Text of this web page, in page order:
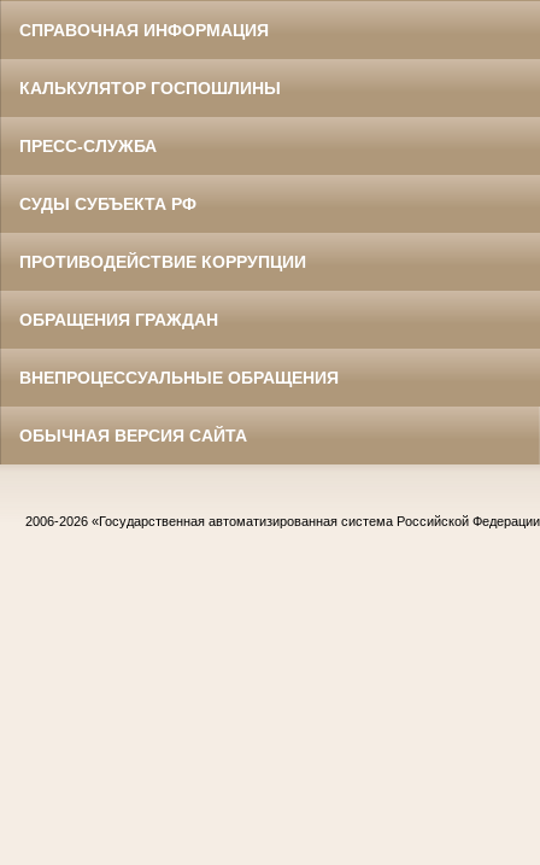
СПРАВОЧНАЯ ИНФОРМАЦИЯ
КАЛЬКУЛЯТОР ГОСПОШЛИНЫ
ПРЕСС-СЛУЖБА
СУДЫ СУБЪЕКТА РФ
ПРОТИВОДЕЙСТВИЕ КОРРУПЦИИ
ОБРАЩЕНИЯ ГРАЖДАН
ВНЕПРОЦЕССУАЛЬНЫЕ ОБРАЩЕНИЯ
ОБЫЧНАЯ ВЕРСИЯ САЙТА
2006-2026 «Государственная автоматизированная система Российской